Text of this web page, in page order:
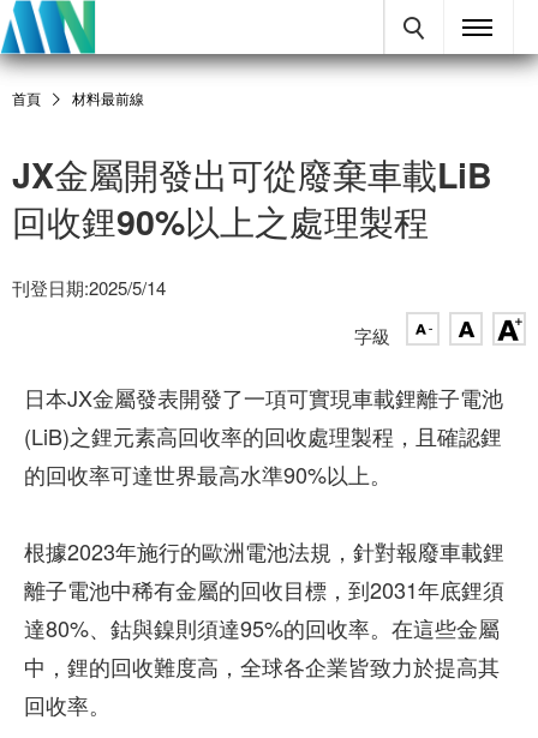
首頁 材料最前線
JX金屬開發出可從廢棄車載LiB
回收鋰90%以上之處理製程
刊登日期:2025/5/14
字級
日本JX金屬發表開發了一項可實現車載鋰離子電池
(LiB)之鋰元素高回收率的回收處理製程，且確認鋰
的回收率可達世界最高水準90%以上。
根據2023年施行的歐洲電池法規，針對報廢車載鋰
離子電池中稀有金屬的回收目標，到2031年底鋰須
達80%、鈷與鎳則須達95%的回收率。在這些金屬
中，鋰的回收難度高，全球各企業皆致力於提高其
回收率。